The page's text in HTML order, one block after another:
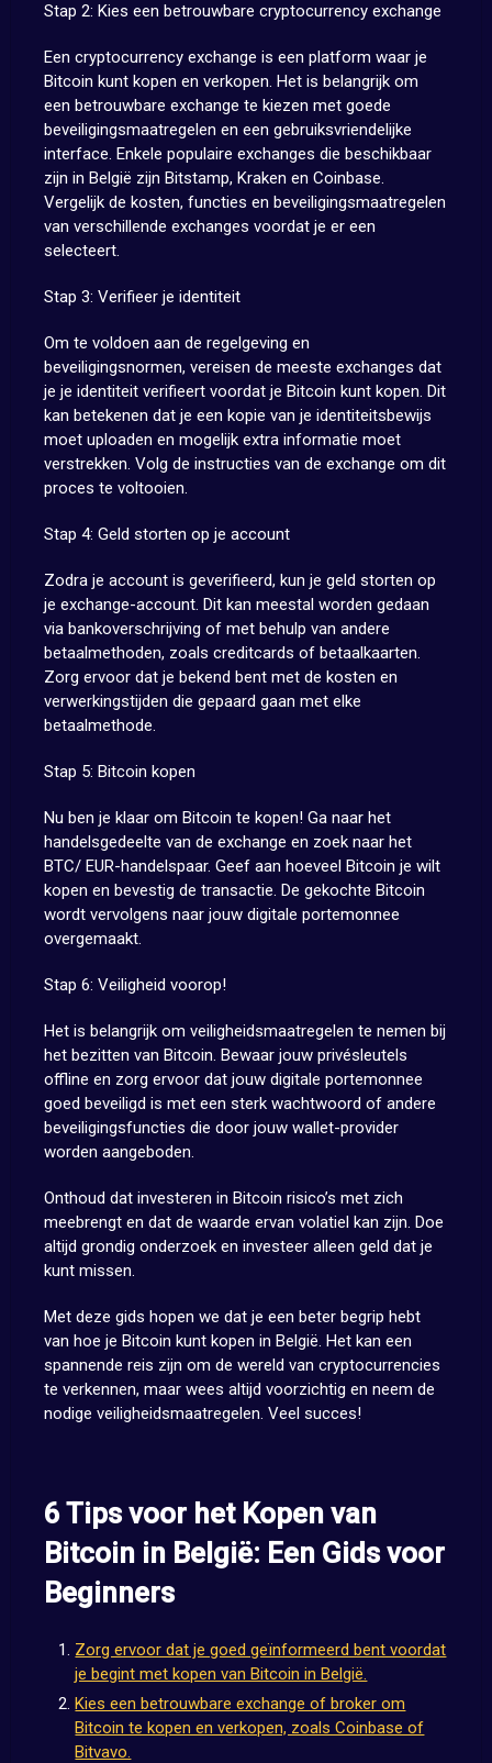
Stap 2: Kies een betrouwbare cryptocurrency exchange
Een cryptocurrency exchange is een platform waar je
Bitcoin kunt kopen en verkopen. Het is belangrijk om
een betrouwbare exchange te kiezen met goede
beveiligingsmaatregelen en een gebruiksvriendelijke
interface. Enkele populaire exchanges die beschikbaar
zijn in België zijn Bitstamp, Kraken en Coinbase.
Vergelijk de kosten, functies en beveiligingsmaatregelen
van verschillende exchanges voordat je er een
selecteert.
Stap 3: Verifieer je identiteit
Om te voldoen aan de regelgeving en
beveiligingsnormen, vereisen de meeste exchanges dat
je je identiteit verifieert voordat je Bitcoin kunt kopen. Dit
kan betekenen dat je een kopie van je identiteitsbewijs
moet uploaden en mogelijk extra informatie moet
verstrekken. Volg de instructies van de exchange om dit
proces te voltooien.
Stap 4: Geld storten op je account
Zodra je account is geverifieerd, kun je geld storten op
je exchange-account. Dit kan meestal worden gedaan
via bankoverschrijving of met behulp van andere
betaalmethoden, zoals creditcards of betaalkaarten.
Zorg ervoor dat je bekend bent met de kosten en
verwerkingstijden die gepaard gaan met elke
betaalmethode.
Stap 5: Bitcoin kopen
Nu ben je klaar om Bitcoin te kopen! Ga naar het
handelsgedeelte van de exchange en zoek naar het
BTC/ EUR-handelspaar. Geef aan hoeveel Bitcoin je wilt
kopen en bevestig de transactie. De gekochte Bitcoin
wordt vervolgens naar jouw digitale portemonnee
overgemaakt.
Stap 6: Veiligheid voorop!
Het is belangrijk om veiligheidsmaatregelen te nemen bij
het bezitten van Bitcoin. Bewaar jouw privésleutels
offline en zorg ervoor dat jouw digitale portemonnee
goed beveiligd is met een sterk wachtwoord of andere
beveiligingsfuncties die door jouw wallet-provider
worden aangeboden.
Onthoud dat investeren in Bitcoin risico’s met zich
meebrengt en dat de waarde ervan volatiel kan zijn. Doe
altijd grondig onderzoek en investeer alleen geld dat je
kunt missen.
Met deze gids hopen we dat je een beter begrip hebt
van hoe je Bitcoin kunt kopen in België. Het kan een
spannende reis zijn om de wereld van cryptocurrencies
te verkennen, maar wees altijd voorzichtig en neem de
nodige veiligheidsmaatregelen. Veel succes!
6 Tips voor het Kopen van
Bitcoin in België: Een Gids voor
Beginners
Zorg ervoor dat je goed geïnformeerd bent voordat
je begint met kopen van Bitcoin in België.
Kies een betrouwbare exchange of broker om
Bitcoin te kopen en verkopen, zoals Coinbase of
Bitvavo.